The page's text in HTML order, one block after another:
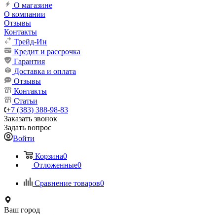
О магазине
О компании
Отзывы
Контакты
Трейд-Ин
Кредит и рассрочка
Гарантия
Доставка и оплата
Отзывы
Контакты
Статьи
+7 (383) 388-98-83
Заказать звонок
Задать вопрос
Войти
Корзина0
Отложенные0
Сравнение товаров0
Ваш город